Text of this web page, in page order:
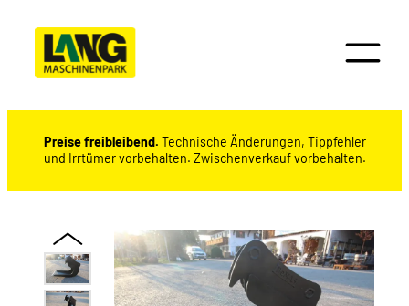
Preise freibleibend. Technische Änderungen, Tippfehler
und Irrtümer vorbehalten. Zwischenverkauf vorbehalten.